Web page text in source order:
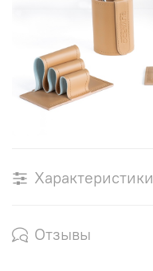
Характеристики
Отзывы